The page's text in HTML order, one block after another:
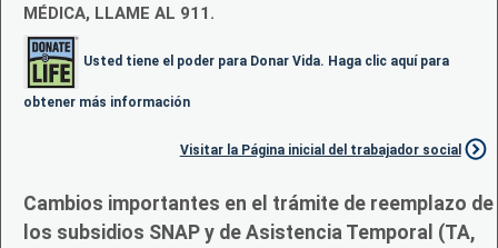
MÉDICA, LLAME AL 911.
Usted tiene el poder para Donar Vida. Haga clic aquí para
obtener más información
Visitar la Página inicial del trabajador social
Cambios importantes en el trámite de reemplazo de
los subsidios SNAP y de Asistencia Temporal (TA,